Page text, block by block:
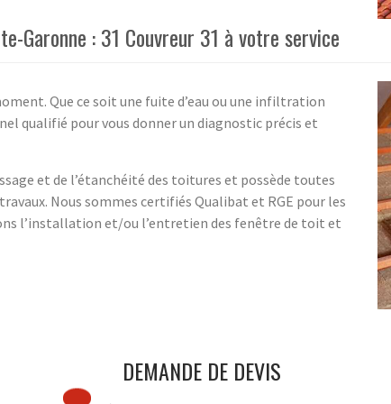
Garonne : 31 Couvreur 31 à votre service
Que ce soit une fuite d’eau ou une infiltration
qualifié pour vous donner un diagnostic précis et
et de l’étanchéité des toitures et possède toutes
Nous sommes certifiés Qualibat et RGE pour les
l’installation et/ou l’entretien des fenêtre de toit et
DEMANDE DE DEVIS